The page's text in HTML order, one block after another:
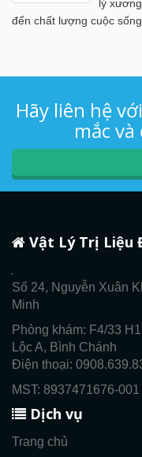
lý
đến chất lượng cuộc
Hãy liên hệ
mắc
Vật Lý Trị Liệu
Số 24, Nguyễn Xuân
Minh
Phòng khám: F4/33
Lộc A, Bình Chánh
Điện thoại:
MST: 8937471676-001
Dịch vụ
Trang chủ